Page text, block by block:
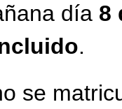
día 8
.
se